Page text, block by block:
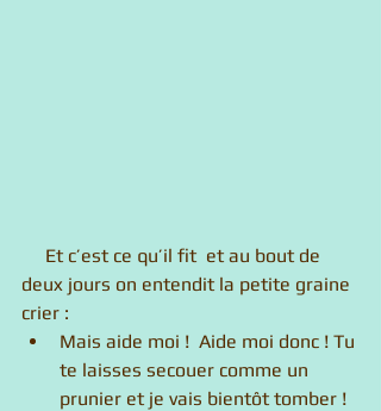
deux jours on entendit la petite graine
crier :
Mais aide moi !  Aide moi donc ! Tu
te laisses secouer comme un
prunier et je vais bientôt tomber !